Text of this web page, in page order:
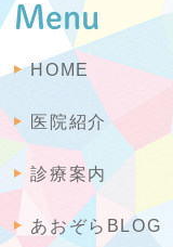
Menu
HOME
医院紹介
診療案内
あおぞらBLOG